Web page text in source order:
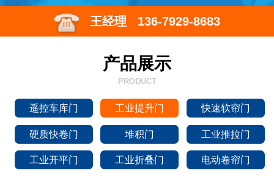
王经理 136-7929-8683
产品展示
PRODUCT
遥控车库门 工业提升门 快速软帘门
硬质快卷门 堆积门 工业推拉门
工业开平门 工业折叠门 电动卷帘门